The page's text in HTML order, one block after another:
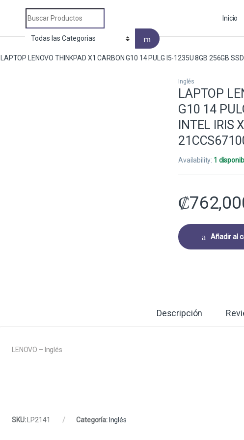
Search for:
Inicio
LAPTOP LENOVO THINKPAD X1 CARBON G10 14 PULG I5-1235U 8GB 256GB
Inglés
LAPTOP
G10 14
INTEL IRIS
Availability: 1
₡
Añadir al
Descripción
LENOVO – Inglés
SKU: LP2141 Categoría: Inglés